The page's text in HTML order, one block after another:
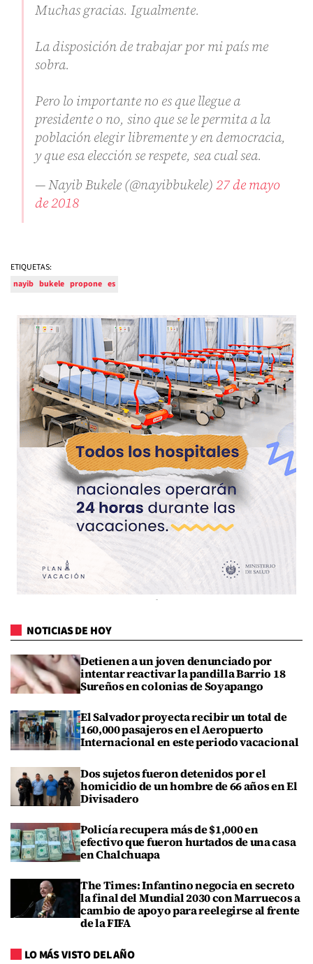
Muchas gracias. Igualmente.
La disposición de trabajar por mi país me
sobra.
Pero lo importante no es que llegue a
presidente o no, sino que se le permita a la
población elegir libremente y en democracia,
y que esa elección se respete, sea cual sea.
— Nayib Bukele (@nayibbukele)27 de mayo
de 2018
ETIQUETAS:
nayib bukele propone es
NOTICIAS DE HOY
Detienen a un joven denunciado por
intentar reactivar la pandilla Barrio 18
Sureños en colonias de Soyapango
El Salvador proyecta recibir un total de
160,000 pasajeros en el Aeropuerto
Internacional en este periodo vacacional
Dos sujetos fueron detenidos por el
homicidio de un hombre de 66 años en El
Divisadero
Policía recupera más de $1,000 en
efectivo que fueron hurtados de una casa
en Chalchuapa
The Times: Infantino negocia en secreto
la final del Mundial 2030 con Marruecos a
cambio de apoyo para reelegirse al frente
de la FIFA
LO MÁS VISTO DEL AÑO